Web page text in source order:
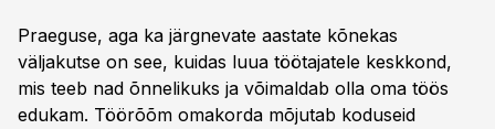
Praeguse, aga ka järgnevate aastate kõnekas
väljakutse on see, kuidas luua töötajatele keskkond,
mis teeb nad õnnelikuks ja võimaldab olla oma töös
edukam. Töörõõm omakorda mõjutab koduseid